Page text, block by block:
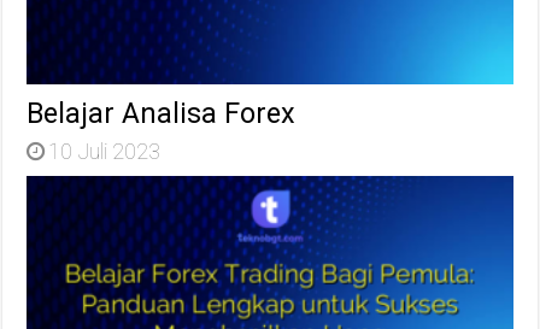
Belajar Analisa Forex
10 Juli 2023